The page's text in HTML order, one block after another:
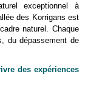
exceptionnel à
des Korrigans est
naturel. Chaque
du dépassement de
des expériences